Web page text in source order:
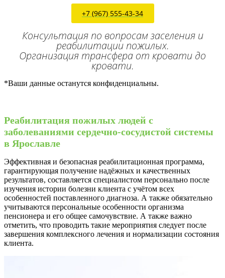
+7 (967) 555-43-34
Консультация по вопросам заселения и
реабилитации пожилых.
Организация трансфера от кровати до
кровати.
*Ваши данные останутся конфиденциальны.
Реабилитация пожилых людей с
заболеваниями сердечно-сосудистой системы
в Ярославле
Эффективная и безопасная реабилитационная программа,
гарантирующая получение надёжных и качественных
результатов, составляется специалистом персонально после
изучения истории болезни клиента с учётом всех
особенностей поставленного диагноза. А также обязательно
учитываются персональные особенности организма
пенсионера и его общее самочувствие. А также важно
отметить, что проводить такие мероприятия следует после
завершения комплексного лечения и нормализации состояния
клиента.